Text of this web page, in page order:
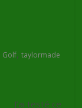
Golf,taylormade
J’ai testé ce